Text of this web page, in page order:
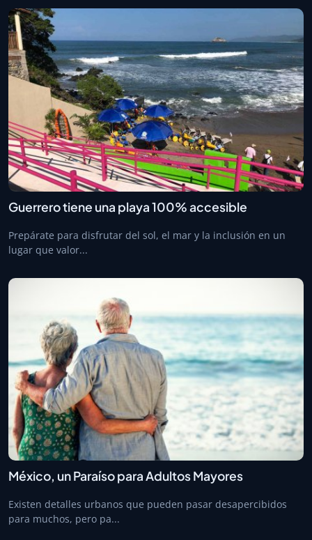
Guerrero tiene una playa 100% accesible
Prepárate para disfrutar del sol, el mar y la inclusión en un
lugar que valor...
México, un Paraíso para Adultos Mayores
Existen detalles urbanos que pueden pasar desapercibidos
para muchos, pero pa...